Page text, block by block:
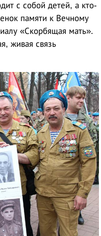
с собой детей, а кто-
памяти к Вечному
«Скорбящая мать».
живая связь